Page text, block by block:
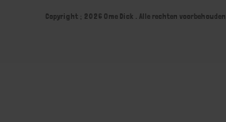
Copyright ; 2026 Ome Dick . Alle rechten voorbehouden